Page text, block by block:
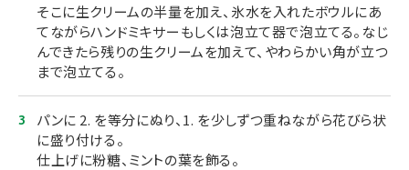
そこに生クリームの半量を加え、氷水を入れたボウルにあ
てながらハンドミキサーもしくは泡立て器で泡立てる。なじ
んできたら残りの生クリームを加えて、やわらかい角が立つ
まで泡立てる。
パンに 2. を等分にぬり、1. を少しずつ重ねながら花びら状
に盛り付ける。
仕上げに粉糖、ミントの葉を飾る。